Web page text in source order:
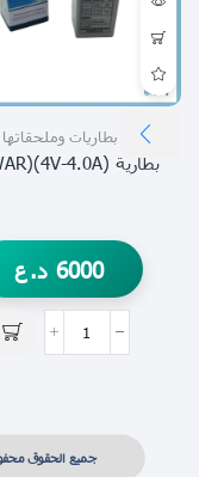
بطاريات وملحقاتها
بطارية (4V-4.0A)(ASWAR)
6000 د.ع
جميع الحقوق